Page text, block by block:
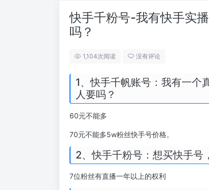
快手千粉号-我有快手实
吗？
1,104次阅读 没有评论
1、快手千帆账号：我有一
人要吗？
60元不能多
70元不能多5w粉丝快手号价格。
2、快手千粉号：想买快手号
7位粉丝有直播一年以上的权利